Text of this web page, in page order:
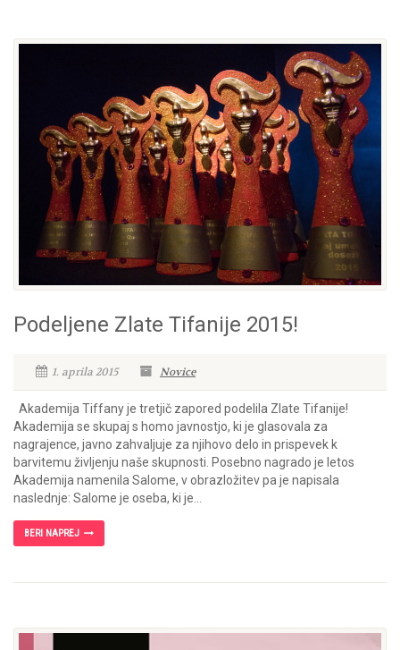
Podeljene Zlate Tifanije 2015!
1. aprila 2015 Novice
Akademija Tiffany je tretjič zapored podelila Zlate Tifanije!
Akademija se skupaj s homo javnostjo, ki je glasovala za
nagrajence, javno zahvaljuje za njihovo delo in prispevek k
barvitemu življenju naše skupnosti. Posebno nagrado je letos
Akademija namenila Salome, v obrazložitev pa je napisala
naslednje: Salome je oseba, ki je...
BERI NAPREJ